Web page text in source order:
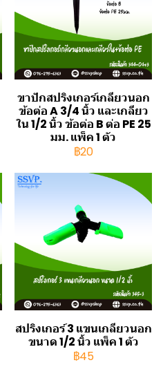
ขาปักสปริงเกอร์เกลียวนอก
ข้อต่อ A 3/4 นิ้ว และเกลียว
ใน 1/2 นิ้ว ข้อต่อ B ต่อ PE 25
มม. แพ็ค 1 ตัว
฿20
สปริงเกอร์ 3 แขนเกลียวนอก
ขนาด 1/2 นิ้ว แพ็ค 1 ตัว
฿45